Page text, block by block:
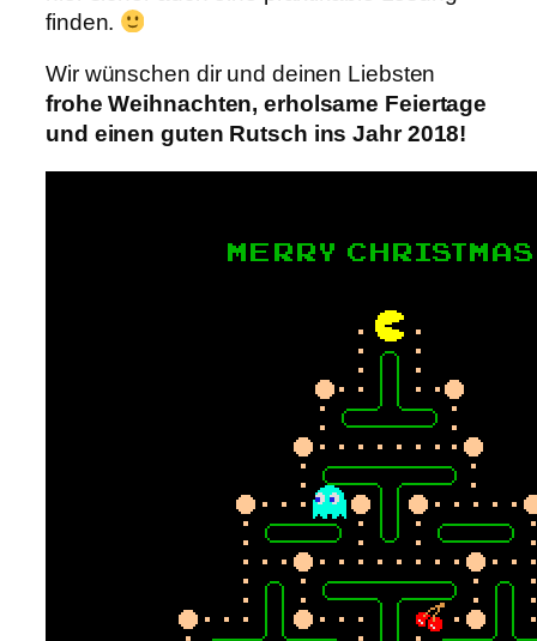
finden.
Wir wünschen dir und deinen Liebsten
frohe Weihnachten, erholsame Feiertage
und einen guten Rutsch ins Jahr 2018!